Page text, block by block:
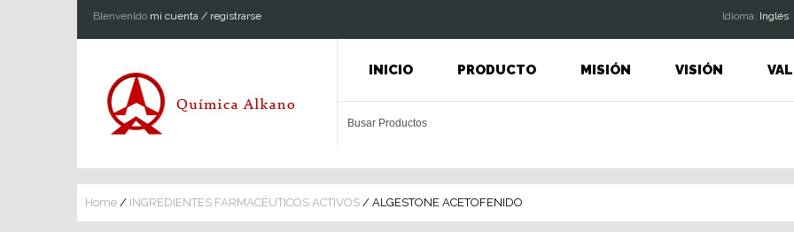
Blenvenldo mi cuenta / registrarse ldioma: Inglés
INICIO PRODUCTO MISIÓN VISIÓN
Home / INGREDIENTES FARMACÉUTICOS ACTIVOS / ALGESTONE ACETOFENIDO